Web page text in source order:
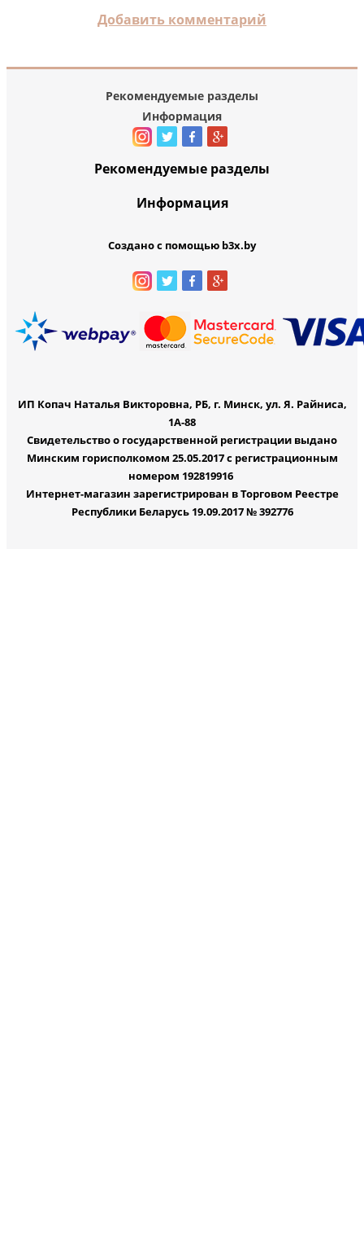
Добавить комментарий
Рекомендуемые разделы
Информация
Рекомендуемые разделы
Информация
Создано с помощью b3x.by
ИП Копач Наталья Викторовна, РБ, г. Минск, ул. Я. Райниса,
1А-88
Свидетельство о государственной регистрации выдано
Минским горисполкомом 25.05.2017 с регистрационным
номером 192819916
Интернет-магазин зарегистрирован в Торговом Реестре
Республики Беларусь 19.09.2017 № 392776